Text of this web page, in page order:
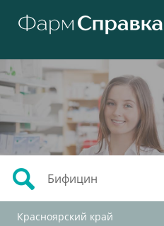
Красноярский край